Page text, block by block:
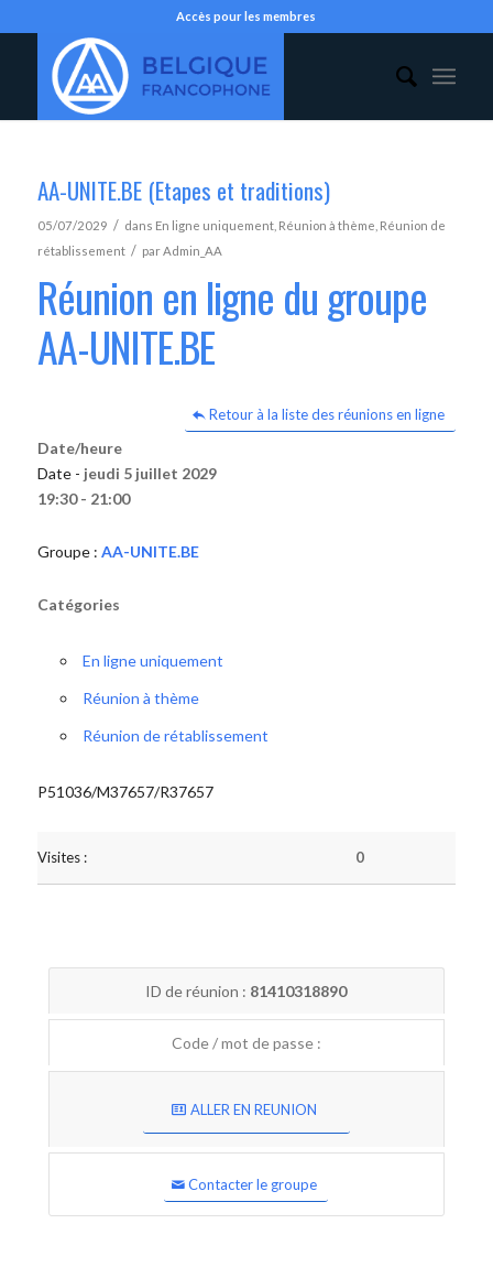
Accès pour les membres
AA-UNITE.BE (Etapes et traditions)
05/07/2029 / dans En ligne uniquement, Réunion à thème Réunion de
rétablissement / parAdmin_AA
Réunion en ligne du groupe
AA-UNITE.BE
Retour à la liste des réunions en ligne
Date/heure
Date - jeudi 5 juillet 2029
19:30 - 21:00
Groupe : AA-UNITE.BE
Catégories
En ligne uniquement
Réunion à thème
Réunion de rétablissement
P51036/M37657/R37657
Visites : 0
ID de réunion : 81410318890
Code / mot de passe :
ALLER EN REUNION
Contacter le groupe